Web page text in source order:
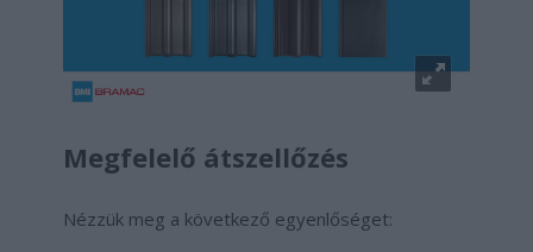
Megfelelő átszellőzés
Nézzük meg a következő egyenlőséget: